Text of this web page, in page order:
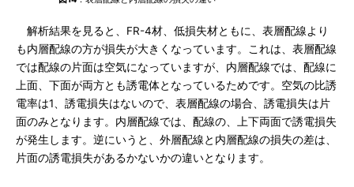
解析結果を見ると、FR-4材、低損失材ともに、表層配線より
も内層配線の方が損失が大きくなっています。これは、表層配線
では配線の片面は空気になっていますが、内層配線では、配線に
上面、下面が両方とも誘電体となっているためです。空気の比誘
電率は1、誘電損失はないので、表層配線の場合、誘電損失は片
面のみとなります。内層配線では、配線の、上下両面で誘電損失
が発生します。逆にいうと、外層配線と内層配線の損失の差は、
片面の誘電損失があるかないかの違いとなります。